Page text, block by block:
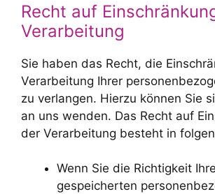
Recht auf
Verarbeitung
Sie haben das Recht, die
Verarbeitung Ihrer
zu verlangen. Hierzu können Sie
an uns wenden. Das Recht auf
der Verarbeitung besteht in
Wenn Sie die Richtigkeit
gespeicherten